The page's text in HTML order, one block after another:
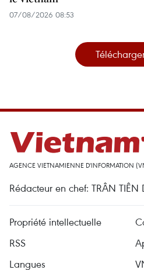
07/08/2026 08:53
AGENCE VIETNAMIENNE D'INFORMATION
Rédacteur en chef: TRÂN TIÊN
Propriété intellectuelle
RSS
Langues